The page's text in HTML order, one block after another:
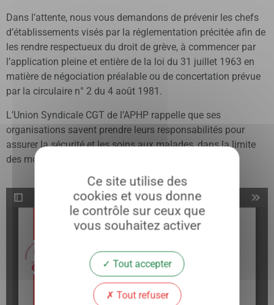
Dans l’attente, nous vous demandons de prévenir les chefs
d’établissements visés par la réglementation précitée afin de
les rendre respectueux du droit de grève, à commencer par
l’application pleine et entière de la loi du 31 juillet 1963 en
matière de négociation préalable ou de concertation prévue
par la circulaire n° 2 du 4 août 1981.
L’Union Syndicale CGT de l’APHP rappelle que ses
organisations savent prendre leurs responsabilités pour
assurer la sécurité et les soins aux malades, dans la limite
des moyens humains et matériels.
Ce site utilise des
cookies et vous donne
le contrôle sur ceux que
vous souhaitez activer
Tout accepter
Tout refuser